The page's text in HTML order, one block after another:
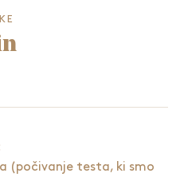
(počivanje testa, ki smo